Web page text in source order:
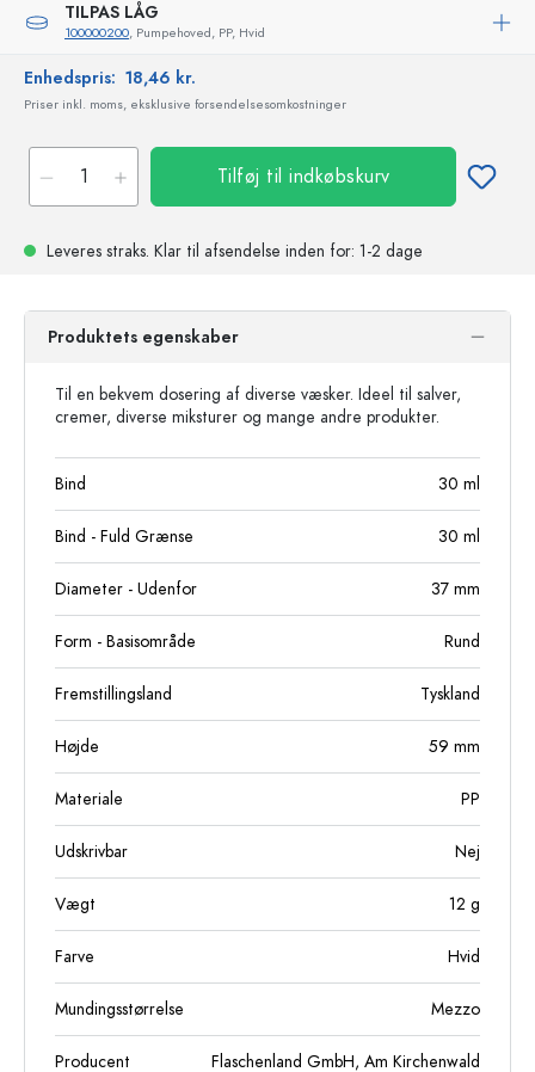
TILPAS LÅG
100000200, Pumpehoved, PP, Hvid
Enhedspris: 18,46 kr.
Priser inkl. moms, eksklusive forsendelsesomkostninger
Tilføj til indkøbskurv
Leveres straks. Klar til afsendelse inden for: 1-2 dage
Produktets egenskaber
Til en bekvem dosering af diverse væsker. Ideel til salver,
cremer, diverse miksturer og mange andre produkter.
Bind 30 ml
Bind - Fuld Grænse 30 ml
Diameter - Udenfor 37 mm
Form - Basisområde Rund
Fremstillingsland Tyskland
Højde 59 mm
Materiale PP
Udskrivbar Nej
Vægt 12 g
Farve Hvid
Mundingsstørrelse Mezzo
Producent Flaschenland GmbH, Am Kirchenwald